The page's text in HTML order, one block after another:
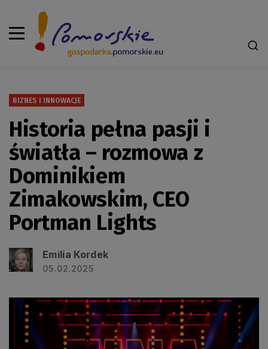
BIZNES I INNOWACJE
Historia pełna pasji i
światła – rozmowa z
Dominikiem
Zimakowskim, CEO
Portman Lights
Emilia Kordek
05.02.2025